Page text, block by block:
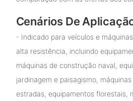
Cenários De
- Indicado para veículos e
alta resistência, incluindo
máquinas de construção naval,
jardinagem e paisagismo,
estradas, equipamentos florestais,